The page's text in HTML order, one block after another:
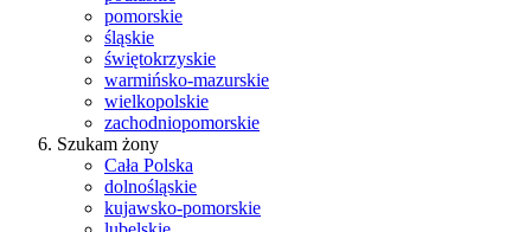
pomorskie
śląskie
świętokrzyskie
warmińsko-mazurskie
wielkopolskie
zachodniopomorskie
Szukam żony
Cała Polska
dolnośląskie
kujawsko-pomorskie